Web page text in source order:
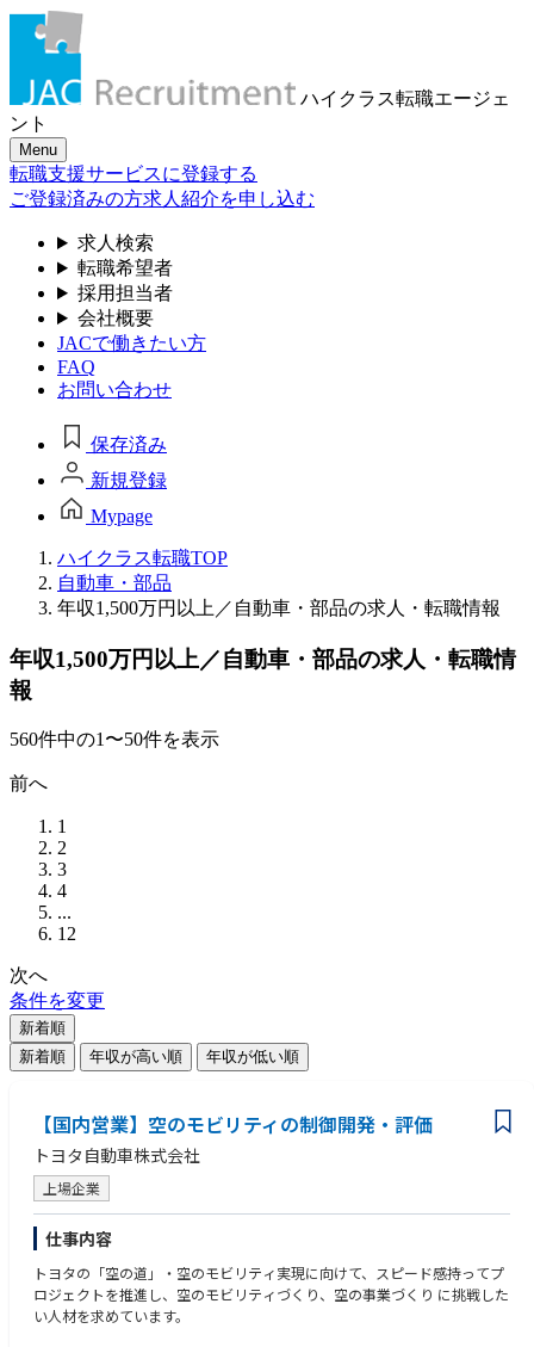
ハイクラス転職エージェ
ント
Menu
転職支援サービスに登録する
ご登録済みの方求人紹介を申し込む
求人検索
転職希望者
採用担当者
会社概要
JACで働きたい方
FAQ
お問い合わせ
保存済み
新規登録
Mypage
ハイクラス転職TOP
自動車・部品
年収1,500万円以上／自動車・部品の求人・転職情報
年収1,500万円以上／自動車・部品の求人・転職情
報
560件中の1〜50件を表示
前へ
1
2
3
4
...
12
次へ
条件を変更
新着順
新着順
年収が高い順 年収が低い順
【国内営業】空のモビリティの制御開発・評価
トヨタ自動車株式会社
上場企業
仕事内容
トヨタの「空の道」・空のモビリティ実現に向けて、スピード感持ってプ
ロジェクトを推進し、空のモビリティづくり、空の事業づくり に挑戦した
い人材を求めています。